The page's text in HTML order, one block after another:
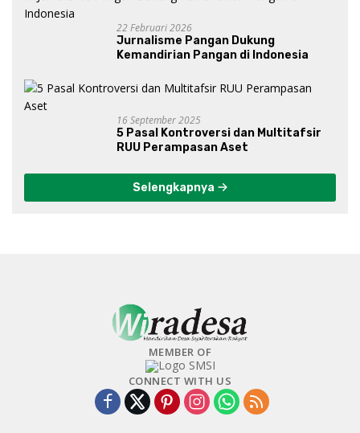
22 Februari 2026
Jurnalisme Pangan Dukung
Kemandirian Pangan di Indonesia
16 September 2025
5 Pasal Kontroversi dan Multitafsir
RUU Perampasan Aset
Selengkapnya
MEMBER OF
CONNECT WITH US